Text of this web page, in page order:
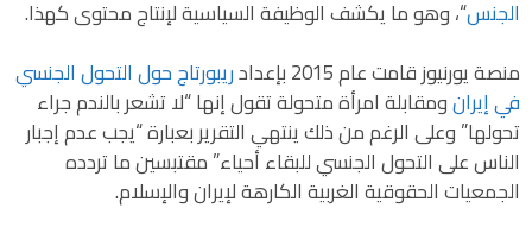
الجنس“، وهو ما يكشف الوظيفة السياسية لإنتاج محتوى كهذا.
منصة يورنيوز قامت عام 2015 بإعداد
ريبورتاج حول التحول الجنسي
في إيرانومقابلة امرأة متحولة تقول إنها “لا تشعر بالندم جراء
تحولها” وعلى الرغم من ذلك ينتهي التقرير بعبارة “يجب عدم إجبار
الناس على التحول الجنسي للبقاء أحياء” مقتبسين ما تردده
الجمعيات الحقوقية الغربية الكارهة لإيران والإسلام.